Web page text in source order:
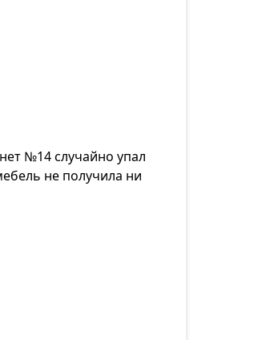
№14 случайно упал
не получила ни